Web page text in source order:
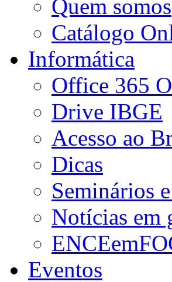
Quem somos
Catálogo
Informática
Office 365
Drive IBGE
Acesso ao
Dicas
Seminários
Notícias em
Eventos